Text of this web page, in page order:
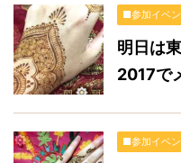
■参加イベン
明日は
2017で
■参加イベン